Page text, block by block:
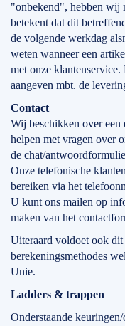
"onbekend", hebben wij
betekent dat dit
de volgende werkdag
weten wanneer een
met onze
aangeven mbt. de
Contact
Wij beschikken over een
helpen met vragen over
de chat/
Onze telefonische
bereiken via het
U kunt ons mailen op
maken van het
Uiteraard voldoet ook dit
berekeningsmethodes
Unie.
Ladders & trappen
Onderstaande